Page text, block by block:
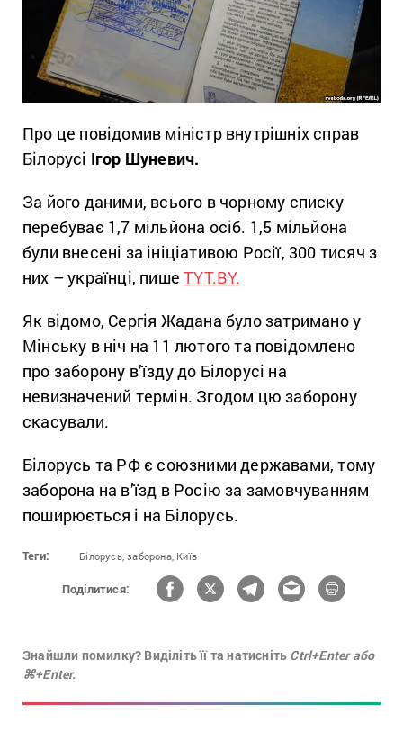
Про це повідомив міністр внутрішніх справ
Білорусі Ігор Шуневич.
За його даними, всього в чорному списку
перебуває 1,7 мільйона осіб. 1,5 мільйона
були внесені за ініціативою Росії, 300 тисяч з
них – українці, пишеTYT.BY.
Як відомо, Сергія Жадана було затримано у
Мінську в ніч на 11 лютого та повідомлено
про заборону в’їзду до Білорусі на
невизначений термін. Згодом цю заборону
скасували.
Білорусь та РФ є союзними державами, тому
заборона на в’їзд в Росію за замовчуванням
поширюється і на Білорусь.
Теги: Білорусь, заборона, Київ
Поділитися:
Знайшли помилку? Виділіть її та натисніть Ctrl+Enter або
⌘+Enter.